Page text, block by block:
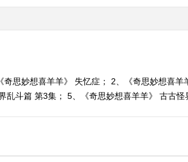
奇思妙想喜羊羊》 失忆症； 2、《奇思妙想喜
乱斗篇 第3集； 5、《奇思妙想喜羊羊》 古古